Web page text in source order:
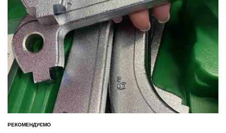
ОПУБЛІКУВАТИ
РЕКОМЕНДУЄМО